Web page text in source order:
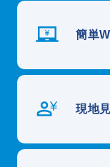
簡単
現地